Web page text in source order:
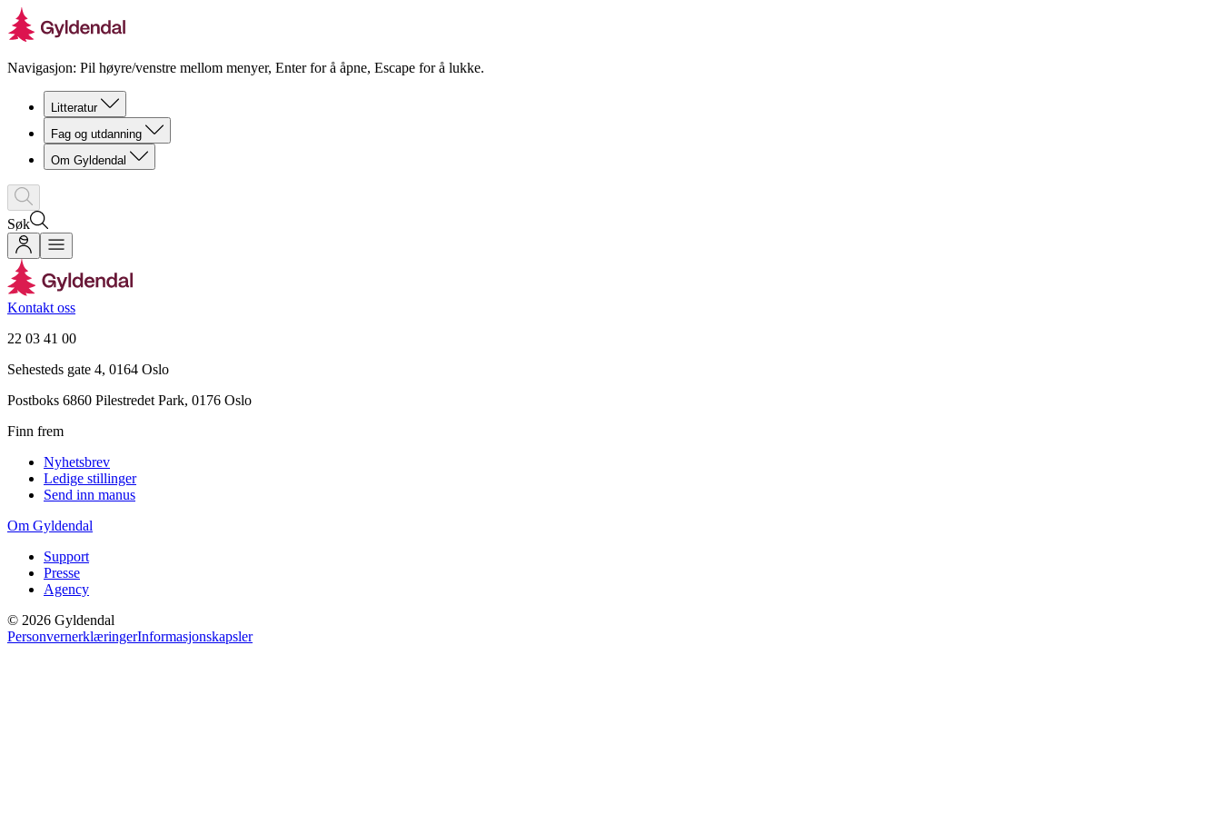
Navigasjon: Pil høyre/venstre mellom menyer, Enter for å åpne, Escape for å lukke.
Litteratur
Fag og utdanning
Om Gyldendal
Søk
Kontakt oss
22 03 41 00
Sehesteds gate 4, 0164 Oslo
Postboks 6860 Pilestredet Park, 0176 Oslo
Finn frem
Nyhetsbrev
Ledige stillinger
Send inn manus
Om Gyldendal
Support
Presse
Agency
© 2026 Gyldendal
PersonvernerklæringerInformasjonskapsler